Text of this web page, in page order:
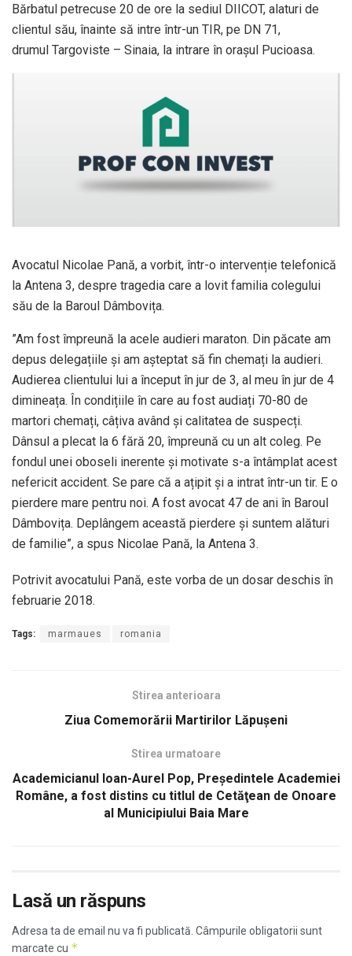
Bărbatul petrecuse 20 de ore la sediul DIICOT, alaturi de
clientul său, înainte să intre într-un TIR, pe DN 71,
drumul Targoviste – Sinaia, la intrare în orașul Pucioasa.
Avocatul Nicolae Pană, a vorbit, într-o intervenție telefonică
la Antena 3, despre tragedia care a lovit familia colegului
său de la Baroul Dâmbovița.
”Am fost împreună la acele audieri maraton. Din păcate am
depus delegațiile și am așteptat să fin chemați la audieri.
Audierea clientului lui a început în jur de 3, al meu în jur de 4
dimineața. În condițiile în care au fost audiați 70-80 de
martori chemați, câțiva având și calitatea de suspecți.
Dânsul a plecat la 6 fără 20, împreună cu un alt coleg. Pe
fondul unei oboseli inerente și motivate s-a întâmplat acest
nefericit accident. Se pare că a ațipit și a intrat într-un tir. E o
pierdere mare pentru noi. A fost avocat 47 de ani în Baroul
Dâmbovița. Deplângem această pierdere și suntem alături
de familie”, a spus Nicolae Pană, la Antena 3.
Potrivit avocatului Pană, este vorba de un dosar deschis în
februarie 2018.
Tags: marmaues romania
Stirea anterioara
Ziua Comemorării Martirilor Lăpușeni
Stirea urmatoare
Academicianul Ioan-Aurel Pop, Preşedintele Academiei
Române, a fost distins cu titlul de Cetăţean de Onoare
al Municipiului Baia Mare
Lasă un răspuns
Adresa ta de email nu va fi publicată. Câmpurile obligatorii sunt
marcate cu *